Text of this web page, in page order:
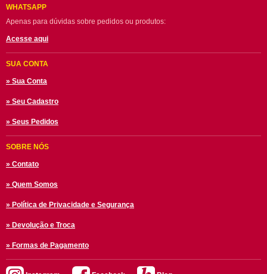
WHATSAPP
Apenas para dúvidas sobre pedidos ou produtos:
Acesse aqui
SUA CONTA
» Sua Conta
» Seu Cadastro
» Seus Pedidos
SOBRE NÓS
» Contato
» Quem Somos
» Política de Privacidade e Segurança
» Devolução e Troca
» Formas de Pagamento